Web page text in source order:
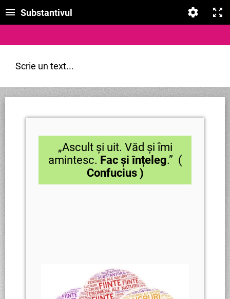
Substantivul
Scrie un text...
„Ascult și uit. Văd și îmi
amintesc. Fac și înțeleg.” (
Confucius )